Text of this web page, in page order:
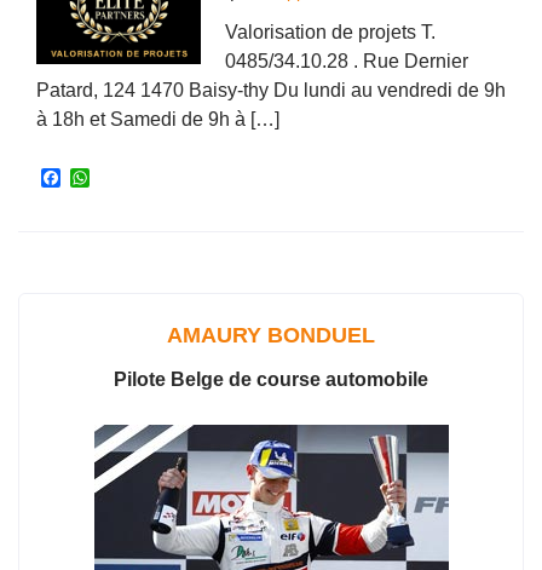
Valorisation de projets T.
0485/34.10.28 . Rue Dernier
Patard, 124 1470 Baisy-thy Du lundi au vendredi de 9h
à 18h et Samedi de 9h à […]
F
AMAURY BONDUEL
Pilote Belge de course automobile